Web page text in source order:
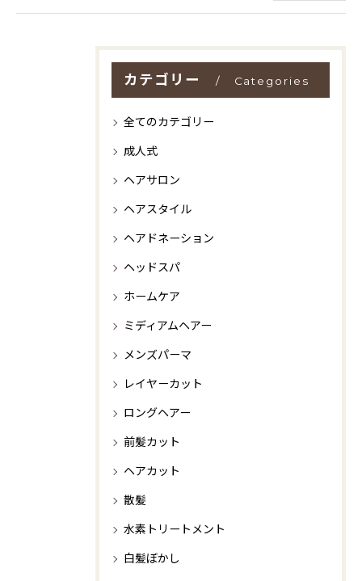
カテゴリー Categories
全てのカテゴリー
成人式
ヘアサロン
ヘアスタイル
ヘアドネーション
ヘッドスパ
ホームケア
ミディアムヘアー
メンズパーマ
レイヤーカット
ロングヘアー
前髪カット
ヘアカット
散髪
水素トリートメント
白髪ぼかし